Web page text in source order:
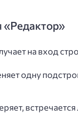
«Редактор»
на вход
одну